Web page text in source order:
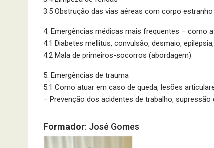
3.5 Obstrução das vias aéreas com corpo estranho
4. Emergências médicas mais frequentes – como
4.1 Diabetes mellitus, convulsão, desmaio,
4.2 Mala de primeiros-socorros (abordagem)
5. Emergências de trauma
5.1 Como atuar em caso de queda, lesões
– Prevenção dos acidentes de trabalho,
Formador: José Gomes